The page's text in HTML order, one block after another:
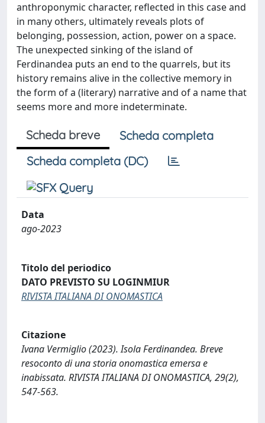
anthroponymic character, reflected in this case and
in many others, ultimately reveals plots of
belonging, possession, action, power on a space.
The unexpected sinking of the island of
Ferdinandea puts an end to the quarrels, but its
history remains alive in the collective memory in
the form of a (literary) narrative and of a name that
seems more and more indeterminate.
Scheda breve
Scheda completa
Scheda completa (DC)
Data
ago-2023
Titolo del periodico
DATO PREVISTO SU LOGINMIUR
RIVISTA ITALIANA DI ONOMASTICA
Citazione
Ivana Vermiglio (2023). Isola Ferdinandea. Breve
resoconto di una storia onomastica emersa e
inabissata. RIVISTA ITALIANA DI ONOMASTICA, 29(2),
547-563.